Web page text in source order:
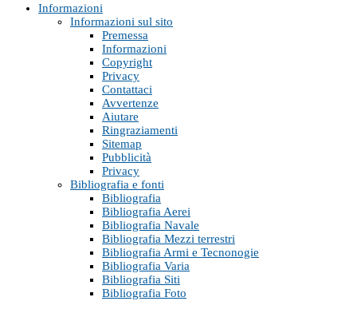
Informazioni
Informazioni sul sito
Premessa
Informazioni
Copyright
Privacy
Contattaci
Avvertenze
Aiutare
Ringraziamenti
Sitemap
Pubblicità
Privacy
Bibliografia e fonti
Bibliografia
Bibliografia Aerei
Bibliografia Navale
Bibliografia Mezzi terrestri
Bibliografia Armi e Tecnonogie
Bibliografia Varia
Bibliografia Siti
Bibliografia Foto